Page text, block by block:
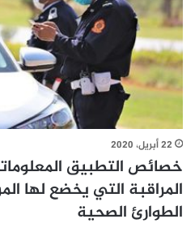
22 أبريل، 2020
خصائص التطبيق
المراقبة التي يخضع لها
الطوارئ الصحية